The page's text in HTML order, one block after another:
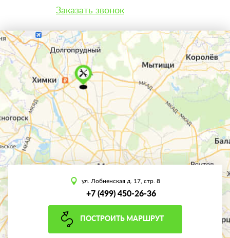
Заказать звонок
ул. Лобненская д. 17, стр. 8
+7 (499) 450-26-36
ПОСТРОИТЬ МАРШРУТ